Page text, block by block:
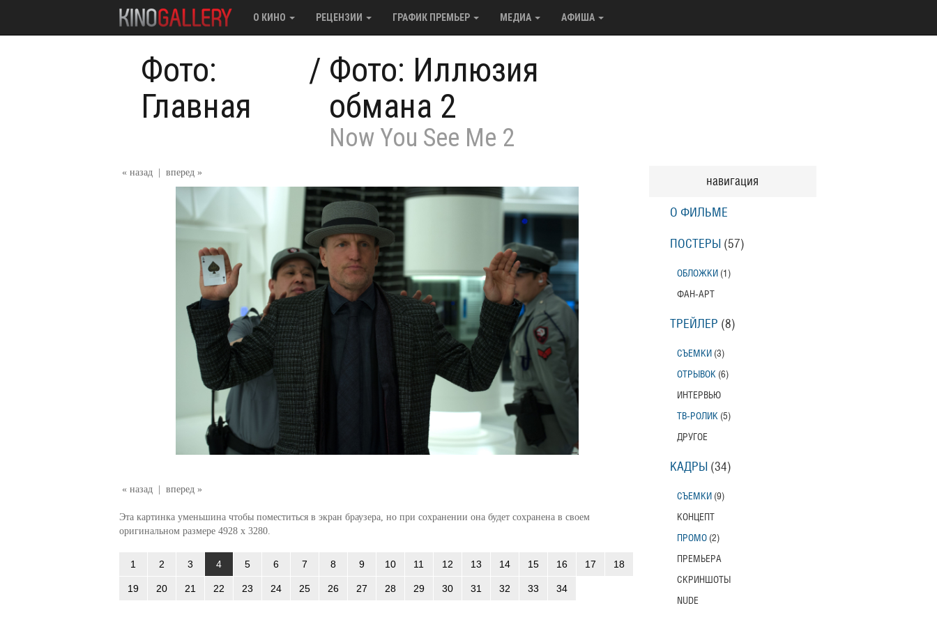
О КИНО РЕЦЕНЗИИ ГРАФИК ПРЕМЬЕР МЕДИА АФИША
Фото:
Главная
/ Фото: Иллюзия
обмана 2
Now You See Me 2
« назад вперед »
« назад | вперед »
Эта картинка уменьшина чтобы поместиться в экран браузера, но при сохранении она будет сохранена в своем
оригинальном размере 4928 x 3280.
1 2 3 4 5 6 7 8 9 10 11 12 13 14 15 16 17 18
19 20 21 22 23 24 25 26 27 28 29 30 31 32 33 34
навигация
О ФИЛЬМЕ
ПОСТЕРЫ (57)
ОБЛОЖКИ (1)
ФАН-АРТ
ТРЕЙЛЕР (8)
СЪЕМКИ (3)
ОТРЫВОК (6)
ИНТЕРВЬЮ
ТВ-РОЛИК (5)
ДРУГОЕ
КАДРЫ (34)
СЪЕМКИ (9)
КОНЦЕПТ
ПРОМО (2)
ПРЕМЬЕРА
СКРИНШОТЫ
NUDE